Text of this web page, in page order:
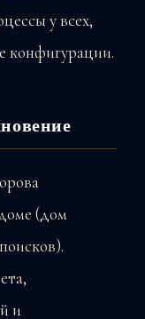
у всех,
конфигурации.
(дом
и